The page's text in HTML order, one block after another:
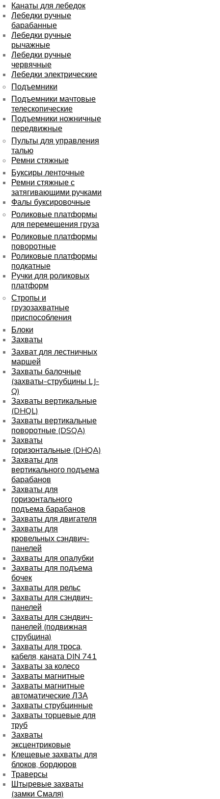
Канаты для лебедок
Лебедки ручные
барабанные
Лебедки ручные
рычажные
Лебедки ручные
червячные
Лебедки электрические
Подъемники
Подъемники мачтовые
телескопические
Подъемники ножничные
передвижные
Пульты для управления
талью
Ремни стяжные
Буксиры ленточные
Ремни стяжные с
затягивающими ручками
Фалы буксировочные
Роликовые платформы
для перемещения груза
Роликовые платформы
поворотные
Роликовые платформы
подкатные
Ручки для роликовых
платформ
Стропы и
грузозахватные
приспособления
Блоки
Захваты
Захват для лестничных
маршей
Захваты балочные
(захваты-струбцины LJ-
Q)
Захваты вертикальные
(DHQL)
Захваты вертикальные
поворотные (DSQA)
Захваты
горизонтальные (DHQA)
Захваты для
вертикального подъема
барабанов
Захваты для
горизонтального
подъема барабанов
Захваты для двигателя
Захваты для
кровельных сэндвич-
панелей
Захваты для опалубки
Захваты для подъема
бочек
Захваты для рельс
Захваты для сэндвич-
панелей
Захваты для сэндвич-
панелей (подвижная
струбцина)
Захваты для троса,
кабеля, каната DIN 741
Захваты за колесо
Захваты магнитные
Захваты магнитные
автоматические ЛЗА
Захваты струбцинные
Захваты торцевые для
труб
Захваты
эксцентриковые
Клещевые захваты для
блоков, бордюров
Траверсы
Штыревые захваты
(замки Смаля)